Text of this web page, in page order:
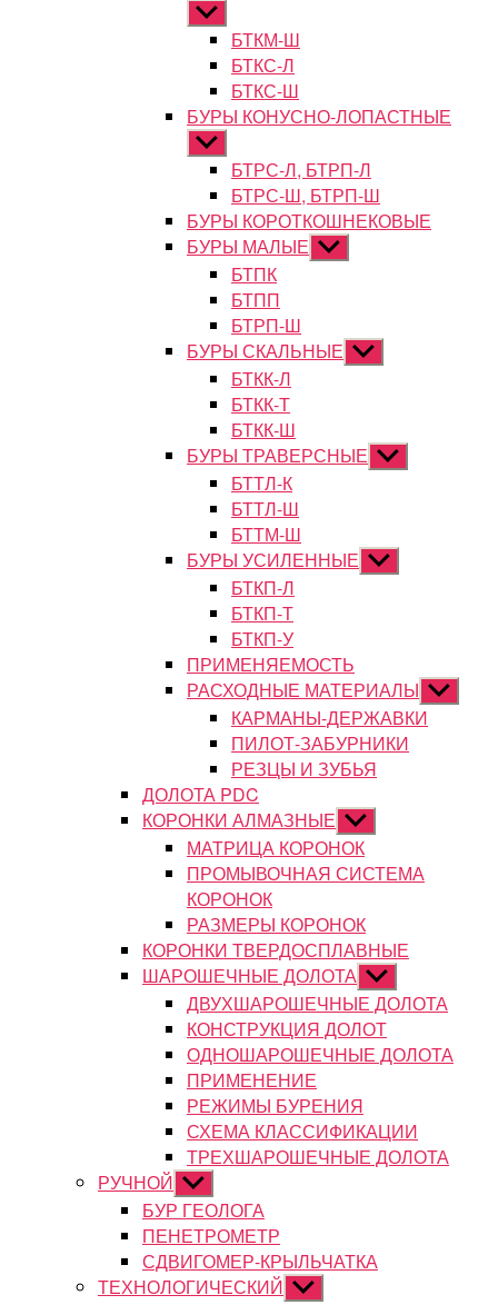
Показывать
подменюБТКМ-Ш
БТКС-Л
БТКС-Ш
БУРЫ КОНУСНО-ЛОПАСТНЫЕ
Показывать
подменюБТРС-Л, БТРП-Л
БТРС-Ш, БТРП-Ш
БУРЫ КОРОТКОШНЕКОВЫЕ
БУРЫ МАЛЫЕ Показывать
подменю
БТПК
БТПП
БТРП-Ш
БУРЫ СКАЛЬНЫЕ Показывать
подменю
БТКК-Л
БТКК-Т
БТКК-Ш
БУРЫ ТРАВЕРСНЫЕ Показывать
подменю
БТТЛ-К
БТТЛ-Ш
БТТМ-Ш
БУРЫ УСИЛЕННЫЕ Показывать
подменю
БТКП-Л
БТКП-Т
БТКП-У
ПРИМЕНЯЕМОСТЬ
РАСХОДНЫЕ МАТЕРИАЛЫ
подменю
КАРМАНЫ-ДЕРЖАВКИ
ПИЛОТ-ЗАБУРНИКИ
РЕЗЦЫ И ЗУБЬЯ
ДОЛОТА PDC
КОРОНКИ АЛМАЗНЫЕ Показывать
подменю
МАТРИЦА КОРОНОК
ПРОМЫВОЧНАЯ СИСТЕМА
КОРОНОК
РАЗМЕРЫ КОРОНОК
КОРОНКИ ТВЕРДОСПЛАВНЫЕ
ШАРОШЕЧНЫЕ ДОЛОТА Показывать
подменю
ДВУХШАРОШЕЧНЫЕ ДОЛОТА
КОНСТРУКЦИЯ ДОЛОТ
ОДНОШАРОШЕЧНЫЕ ДОЛОТА
ПРИМЕНЕНИЕ
РЕЖИМЫ БУРЕНИЯ
СХЕМА КЛАССИФИКАЦИИ
ТРЕХШАРОШЕЧНЫЕ ДОЛОТА
РУЧНОЙ Показывать
подменю
БУР ГЕОЛОГА
ПЕНЕТРОМЕТР
СДВИГОМЕР-КРЫЛЬЧАТКА
ТЕХНОЛОГИЧЕСКИЙ Показывать